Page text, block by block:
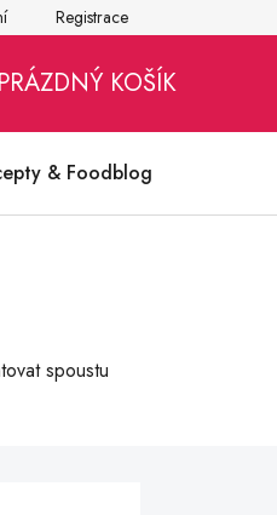
Ochrana osobních údajů
Registrace
PRÁZDNÝ KOŠÍK
& Foodblog
spoustu